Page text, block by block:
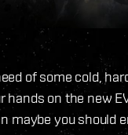
of some cold,
hands on the new
maybe you should